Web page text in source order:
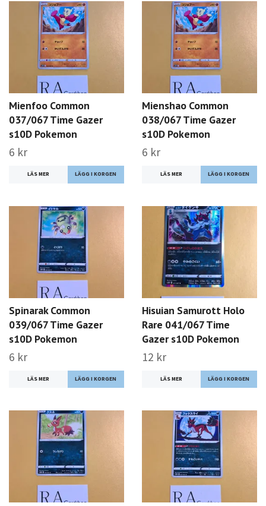
Mienfoo Common
037/067 Time Gazer
s10D Pokemon
6 kr
LÄS MER
Mienshao Common
038/067 Time Gazer
s10D Pokemon
6 kr
LÄS MER
Spinarak Common
039/067 Time Gazer
s10D Pokemon
6 kr
LÄS MER
Hisuian Samurott Holo
Rare 041/067 Time
Gazer s10D Pokemon
12 kr
LÄS MER